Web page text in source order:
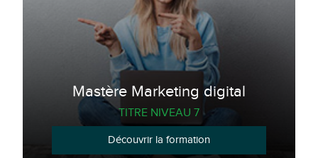
Mastère Marketing digital
TITRE NIVEAU 7
Découvrir la formation